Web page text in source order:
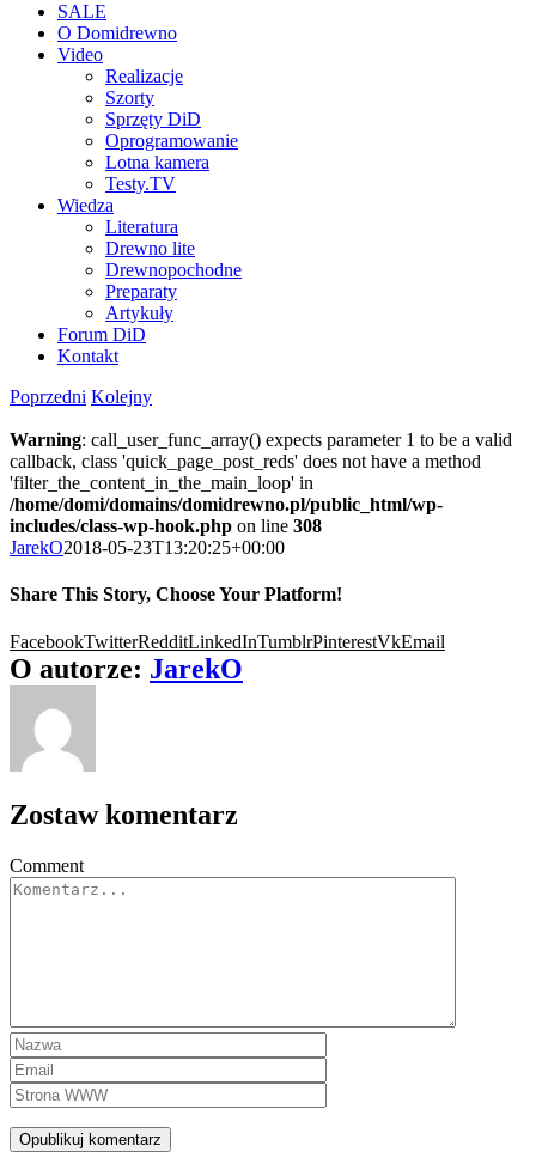
SALE
O Domidrewno
Video
Realizacje
Szorty
Sprzęty DiD
Oprogramowanie
Lotna kamera
Testy.TV
Wiedza
Literatura
Drewno lite
Drewnopochodne
Preparaty
Artykuły
Forum DiD
Kontakt
Poprzedni Kolejny
Warning: call_user_func_array() expects parameter 1 to be a valid
callback, class 'quick_page_post_reds' does not have a method
'filter_the_content_in_the_main_loop' in
/home/domi/domains/domidrewno.pl/public_html/wp-
includes/class-wp-hook.php on line 308
JarekO2018-05-23T13:20:25+00:00
Share This Story, Choose Your Platform!
FacebookTwitterRedditLinkedInTumblrPinterestVkEmail
O autorze: JarekO
Zostaw komentarz
Comment